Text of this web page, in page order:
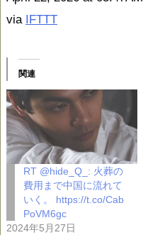
via IFTTT
関連
RT @hide_Q_: 火葬の
費用まで中国に流れて
いく。 https://t.co/Cab
PoVM6gc
2024年5月27日